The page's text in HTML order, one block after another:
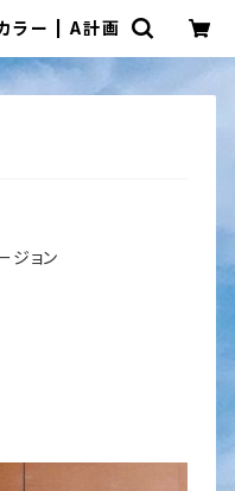
ラー | A計画
ジョン